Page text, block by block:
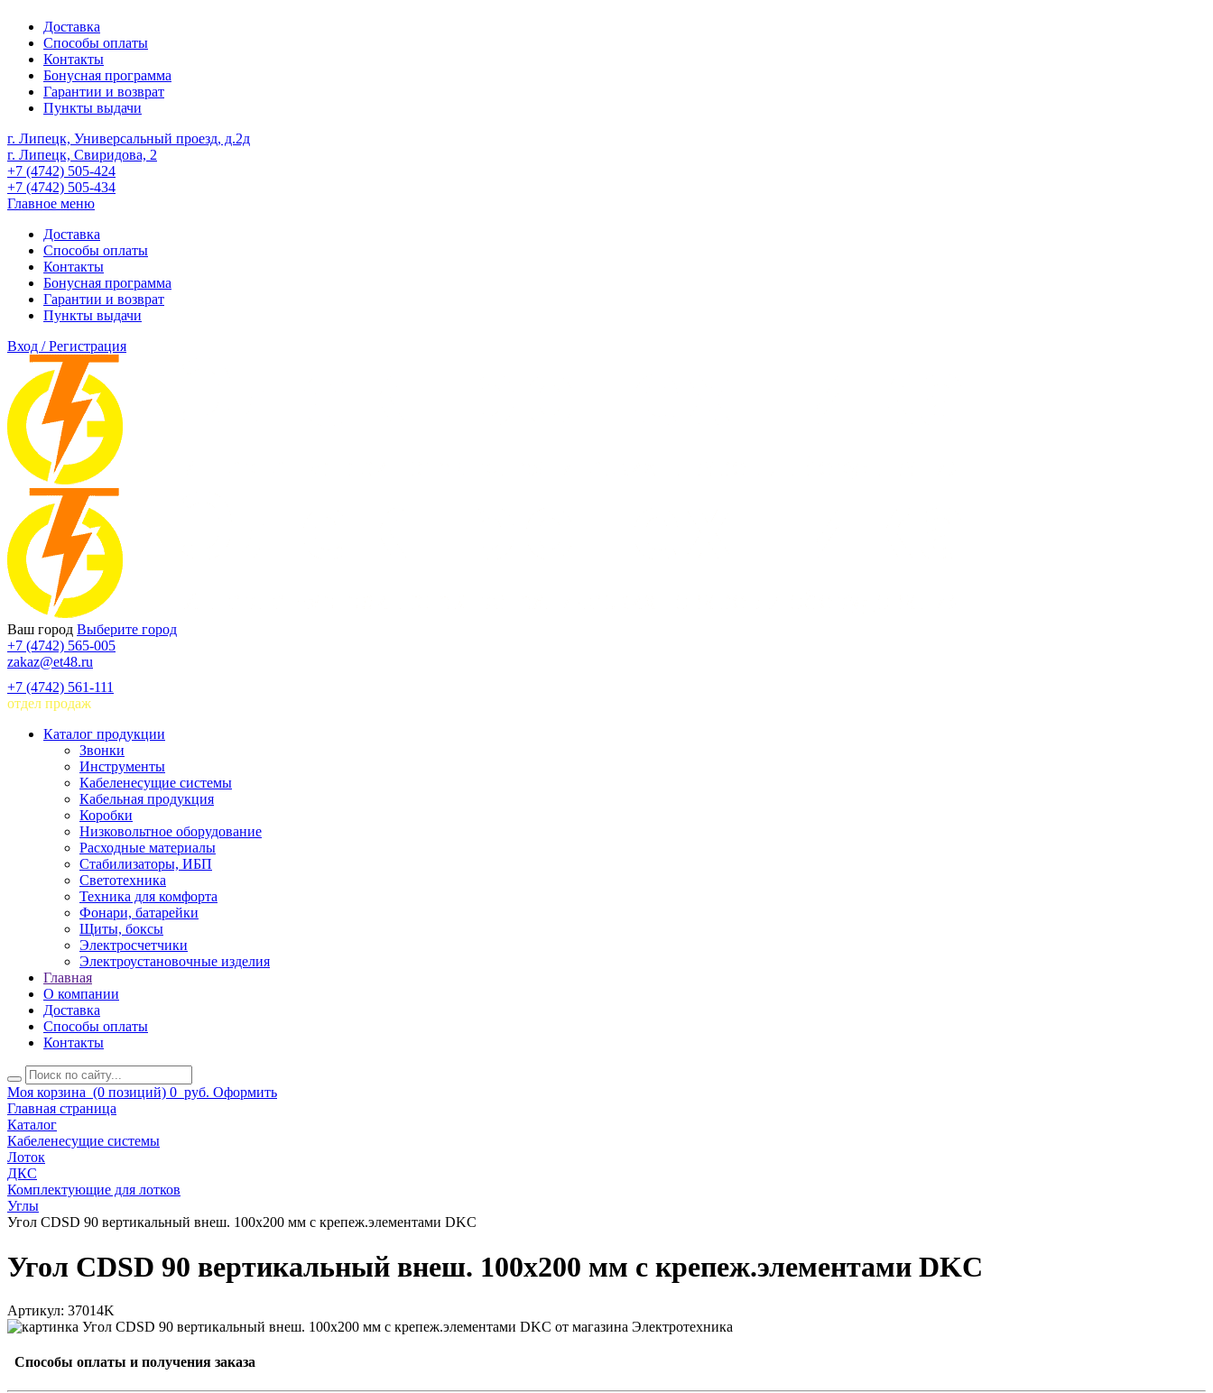
Доставка
Способы оплаты
Контакты
Бонусная программа
Гарантии и возврат
Пункты выдачи
г. Липецк, Универсальный проезд, д.2д
г. Липецк, Свиридова, 2
+7 (4742) 505-424
+7 (4742) 505-434
Главное меню
Доставка
Способы оплаты
Контакты
Бонусная программа
Гарантии и возврат
Пункты выдачи
Вход / Регистрация
Ваш город Выберите город
+7 (4742) 565-005
zakaz@et48.ru
+7 (4742) 561-111
отдел продаж
Каталог продукции
Звонки
Инструменты
Кабеленесущие системы
Кабельная продукция
Коробки
Низковольтное оборудование
Расходные материалы
Стабилизаторы, ИБП
Светотехника
Техника для комфорта
Фонари, батарейки
Щиты, боксы
Электросчетчики
Электроустановочные изделия
Главная
О компании
Доставка
Способы оплаты
Контакты
Моя корзина (0 позиций) 0 руб. Оформить
Главная страница
Каталог
Кабеленесущие системы
Лоток
ДКС
Комплектующие для лотков
Углы
Угол CDSD 90 вертикальный внеш. 100х200 мм с крепеж.элементами DKC
Угол CDSD 90 вертикальный внеш. 100х200 мм с крепеж.элементами DKC
Артикул: 37014K
Способы оплаты и получения заказа